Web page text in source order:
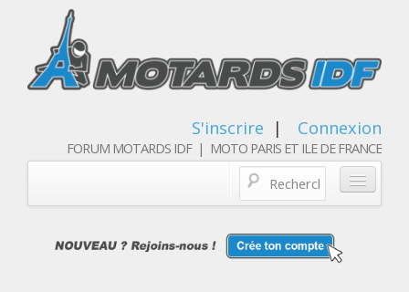
S'inscrire | Connexion
FORUM MOTARDS IDF | MOTO PARIS ET ILE DE FRANCE